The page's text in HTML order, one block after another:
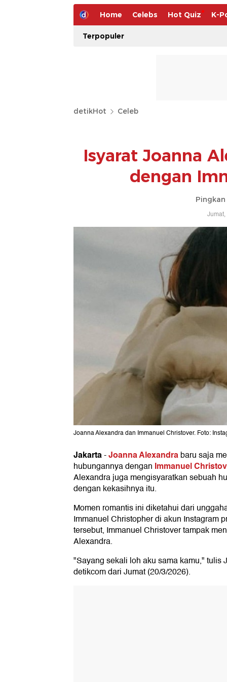
Home Celebs Hot Quiz K-
Terpopuler
detikHot Celeb
Isyarat Joanna
dengan
Joanna Alexandra dan Immanuel Christover. Foto:
Jakarta-Joanna Alexandrabaru saja
hubungannya dengan Immanuel
Alexandra juga mengisyaratkan sebuah
dengan kekasihnya itu.
Momen romantis ini diketahui dari
Immanuel Christopher di akun Instagram
tersebut, Immanuel Christover tampak
Alexandra.
"Sayang sekali loh aku sama kamu," tulis
detikcom dari Jumat (20/3/2026).